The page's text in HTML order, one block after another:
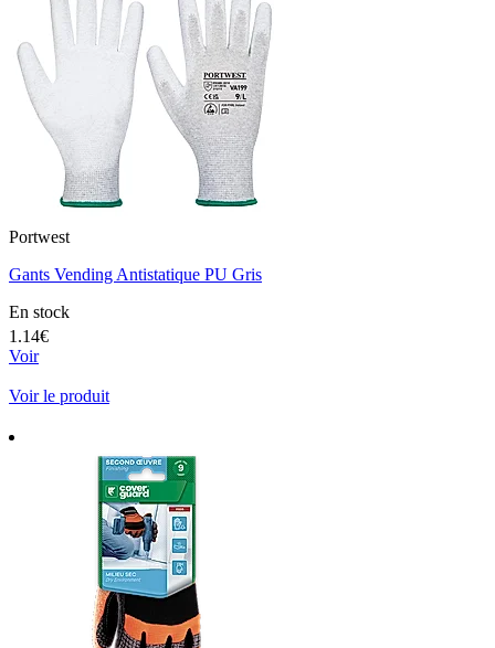
Portwest
Gants Vending Antistatique PU Gris
En stock
1.14€
Voir
Voir le produit